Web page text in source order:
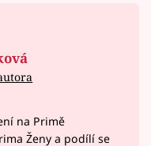
na Primě
Ženy a podílí se